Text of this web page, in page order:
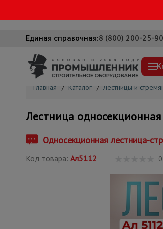
Единая справочная:8 (800) 200-25-90
Вышки-туры
Сетка, тенты,
Грузоподъемное
Мусоропровод
Фанера
Главная / Каталог / Лестницы и
Лестница
Односекционная лестница-
Код товара: Ал5112